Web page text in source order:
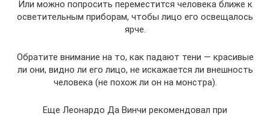
Или можно попросить переместится человека ближе к
осветительным приборам, чтобы лицо его освещалось
ярче.
Обратите внимание на то, как падают тени — красивые
ли они, видно ли его лицо, не искажается ли внешность
человека (не похож ли он на монстра).
Еще Леонардо Да Винчи рекомендовал при